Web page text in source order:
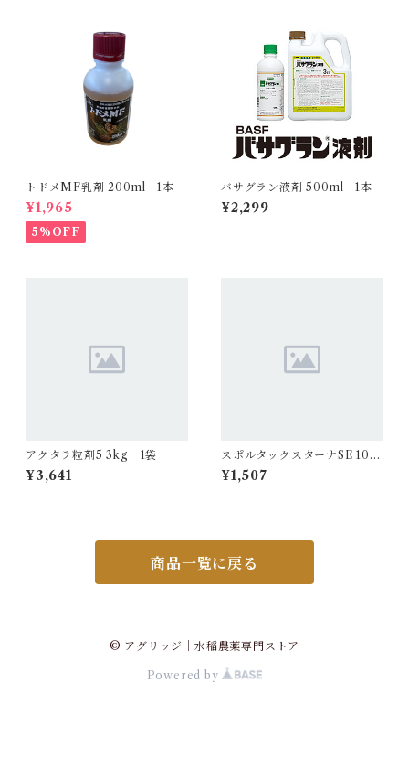
トドメMF乳剤 200ml 1本
¥1,965
5%OFF
バサグラン液剤 500ml 1本
¥2,299
アクタラ粒剤5 3kg 1袋
¥3,641
スポルタックスターナSE 100
ml 1本
¥1,507
商品一覧に戻る
© アグリッジ｜水稲農薬専門ストア
Powered by